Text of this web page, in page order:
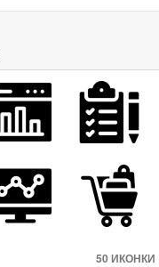
50 ИКОНКИ